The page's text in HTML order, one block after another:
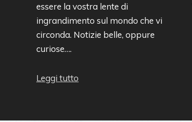
essere la vostra lente di
ingrandimento sul mondo che vi
circonda. Notizie belle, oppure
curiose….
Leggi tutto